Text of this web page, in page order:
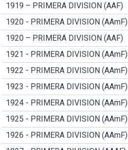
1919 – PRIMERA DIVISION (AAF)
1920 - PRIMERA DIVISION (AAmF)
1920 – PRIMERA DIVISION (AAF)
1921 - PRIMERA DIVISION (AAmF)
1922 - PRIMERA DIVISION (AAmF)
1923 - PRIMERA DIVISION (AAmF)
1924 - PRIMERA DIVISION (AAmF)
1925 - PRIMERA DIVISION (AAmF)
1926 - PRIMERA DIVISION (AAmF)